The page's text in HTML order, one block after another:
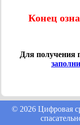
Конец
Для получения
© 2026 Цифровая